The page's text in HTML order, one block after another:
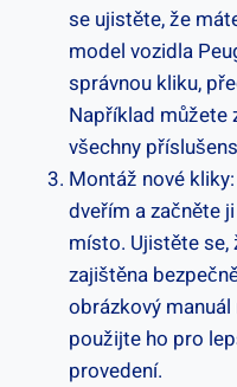
se ujistěte, že
model vozidla⁢
správnou kliku,
Například můžete
všechny
Montáž‍ nové
dveřím a začněte
místo. Ujistěte se,
zajištěna
obrázkový
použijte ‌ho pro
provedení.